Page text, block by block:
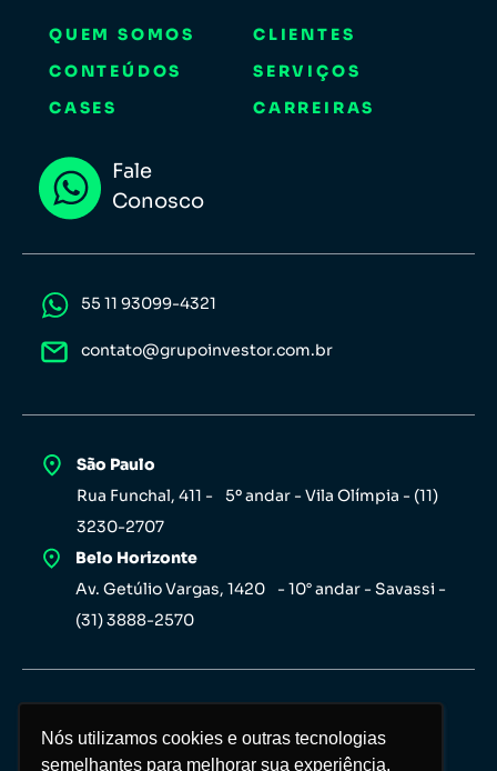
Nós utilizamos cookies e outras tecnologias
semelhantes para melhorar sua experiência,
Nós utilizamos cookies e outras tecnologias
semelhantes para melhorar sua experiência,
QUEM SOMOS
CLIENTES
CONTEÚDOS
SERVIÇOS
CASES
CARREIRAS
Fale
Conosco
55 11 93099-4321
contato@grupoinvestor.com.br
São Paulo
Rua Funchal, 411 - 5º andar - Vila Olímpia - (11)
3230-2707
Belo Horizonte
Av. Getúlio Vargas, 1420 - 10° andar - Savassi -
(31) 3888-2570